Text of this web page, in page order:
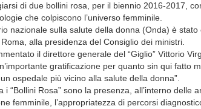
di due bollini rosa, per il biennio 2016-2017,
che colpiscono l’universo femminile.
nazionale sulla salute della donna (Onda) è stato
alla presidenza del Consiglio dei ministri.
il direttore generale del “Giglio” Vittorio
gratificazione per quanto sin qui fatto
ospedale più vicino alla salute della donna”.
“Bollini Rosa” sono la presenza, all’interno delle
femminile, l’appropriatezza di percorsi